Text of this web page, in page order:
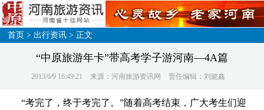
首页 >出行资讯 > 正文
“中原旅游年卡”带高考学子游河南—4A篇
2013/6/9 16:49:21 来源：河南旅游资讯网 责任编辑：刘懿鑫
“考完了，终于考完了。”随着高考结束，广大考生们迎